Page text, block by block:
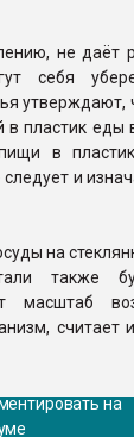
не даёт
себя
утверждают,
в пластик еды
в
и
на
также
масштаб
считает
на